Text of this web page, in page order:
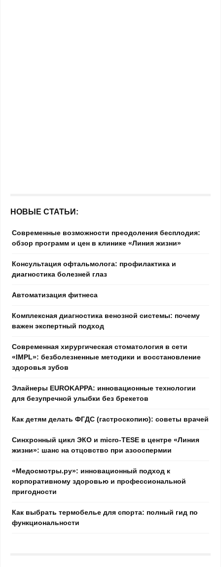
НОВЫЕ СТАТЬИ:
Современные возможности преодоления бесплодия:
обзор программ и цен в клинике «Линия жизни»
Консультация офтальмолога: профилактика и
диагностика болезней глаз
Автоматизация фитнеса
Комплексная диагностика венозной системы: почему
важен экспертный подход
Современная хирургическая стоматология в сети
«IMPL»: безболезненные методики и восстановление
здоровья зубов
Элайнеры EUROKAPPA: инновационные технологии
для безупречной улыбки без брекетов
Как детям делать ФГДС (гастроскопию): советы врачей
Синхронный цикл ЭКО и micro-TESE в центре «Линия
жизни»: шанс на отцовство при азооспермии
«Медосмотры.ру»: инновационный подход к
корпоративному здоровью и профессиональной
пригодности
Как выбрать термобелье для спорта: полный гид по
функциональности